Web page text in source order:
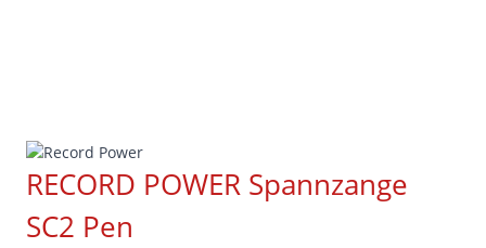
RECORD POWER Spannzange
SC2 Pen